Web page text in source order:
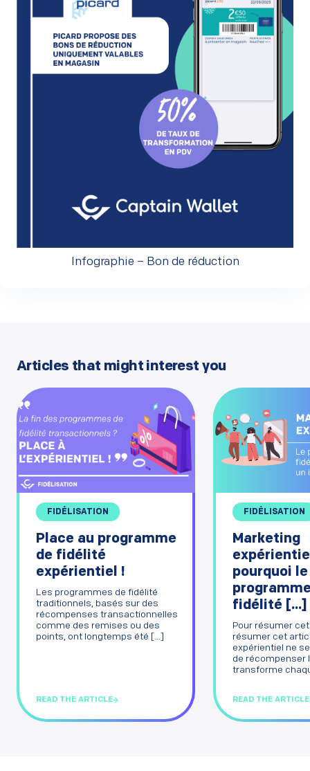
Infographie – Bon de réduction
Articles that might interest you
FIDÉLISATION
Place au programme
de fidélité
expérientiel !
Les programmes de fidélité
traditionnels, basés sur des
récompenses transactionnelles
comme des remises ou des
points, ont longtemps été [...]
READ THE ARTICLE
FIDÉLISATION
Marketing
pourquoi le
fidélité [...]
Pour résumer
résumer cet
expérientiel ne
de récompenser
transforme
READ THE ARTICLE